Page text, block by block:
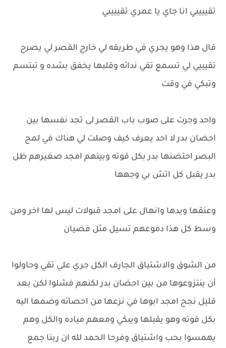
تقيييبي انا جاي يا عمري تقيييبي
قال هذا وهو يجري في طريقه لي خارج القصر لي يصرح
تقيييي لي تسمع تقي ندائه وقلبها يخفق بشده و تبتسم
وتبكي في وقت
واحد وجرت على صوب باب القصر لى تجد نفسها بين
احضان بدر لا احد يعرف كيف وصلت لي هناك في لمح
البصر احتضنها بدر بكل قوته وبينهم امجد صغيرهم ظل
بدر يقبل كل اتش بي وجهها
وعنقها ويدها وانهال على امجد قبولات ليس لها اخر ومن
وسط كل هذا دموعهم تسيل مثل فضيان
من الشوق والاشتياق الجارف الكل جري علي تقي وحاولوا
أن ينتزوعوها من بين احضان بدر لكنهم فشلوا لكن بعد
قليل نجح امجد ابوها في نزعها من احصائه وضمها اليه
بكل قوته وهو يقبلها ويبكي ومعهم مياده والكل وهم
يهمسوا بحب واشتياق وفرحا الحمد لله ان ربنا جمع